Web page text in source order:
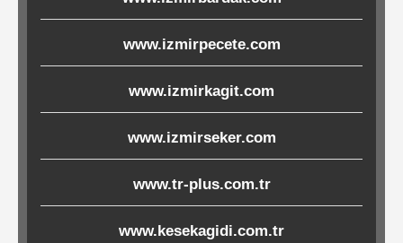
Porselen-
Seramik
Cam
Buklet
Ürünler
www.izmirpecete.com
www.izmirkagit.com
www.izmirseker.com
www.tr-plus.com.tr
www.kesekagidi.com.tr